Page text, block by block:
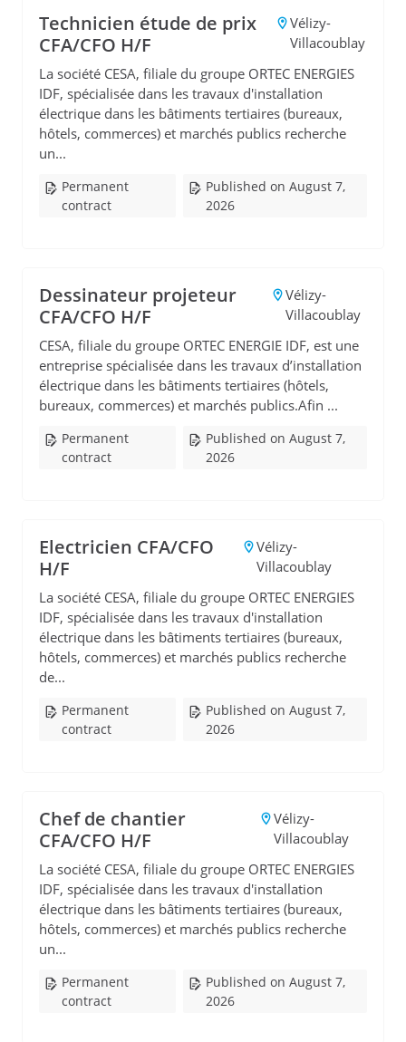
Technicien étude de prix
CFA/CFO H/F
Vélizy-
Villacoublay
La société CESA, filiale du groupe ORTEC ENERGIES
IDF, spécialisée dans les travaux d'installation
électrique dans les bâtiments tertiaires (bureaux,
hôtels, commerces) et marchés publics recherche
un...
Permanent
contract
Published on August 7,
2026
Dessinateur projeteur
CFA/CFO H/F
Vélizy-
Villacoublay
CESA, filiale du groupe ORTEC ENERGIE IDF, est une
entreprise spécialisée dans les travaux d’installation
électrique dans les bâtiments tertiaires (hôtels,
bureaux, commerces) et marchés publics.Afin ...
Permanent
contract
Published on August 7,
2026
Electricien CFA/CFO
H/F
Vélizy-
Villacoublay
La société CESA, filiale du groupe ORTEC ENERGIES
IDF, spécialisée dans les travaux d'installation
électrique dans les bâtiments tertiaires (bureaux,
hôtels, commerces) et marchés publics recherche
de...
Permanent
contract
Published on August 7,
2026
Chef de chantier
CFA/CFO H/F
Vélizy-
Villacoublay
La société CESA, filiale du groupe ORTEC ENERGIES
IDF, spécialisée dans les travaux d'installation
électrique dans les bâtiments tertiaires (bureaux,
hôtels, commerces) et marchés publics recherche
un...
Permanent
contract
Published on August 7,
2026